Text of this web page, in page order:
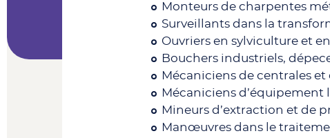
Monteurs de charpentes
Surveillants dans la
Ouvriers en sylviculture et
Bouchers industriels,
Mécaniciens de centrales
Mécaniciens d’équipement
Mineurs d’extraction et de
Manœuvres dans le